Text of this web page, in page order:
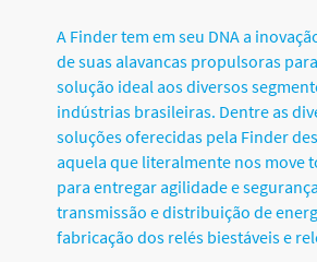
A Finder tem em seu DNA a
de suas alavancas propulsoras
solução ideal aos diversos
indústrias brasileiras. Dentre as
soluções oferecidas pela Finder
aquela que literalmente nos move
para entregar agilidade e
transmissão e distribuição de
fabricação dos relés biestáveis e